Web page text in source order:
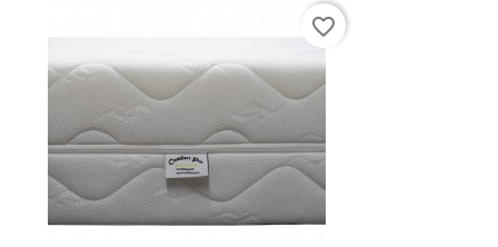
favorite_border